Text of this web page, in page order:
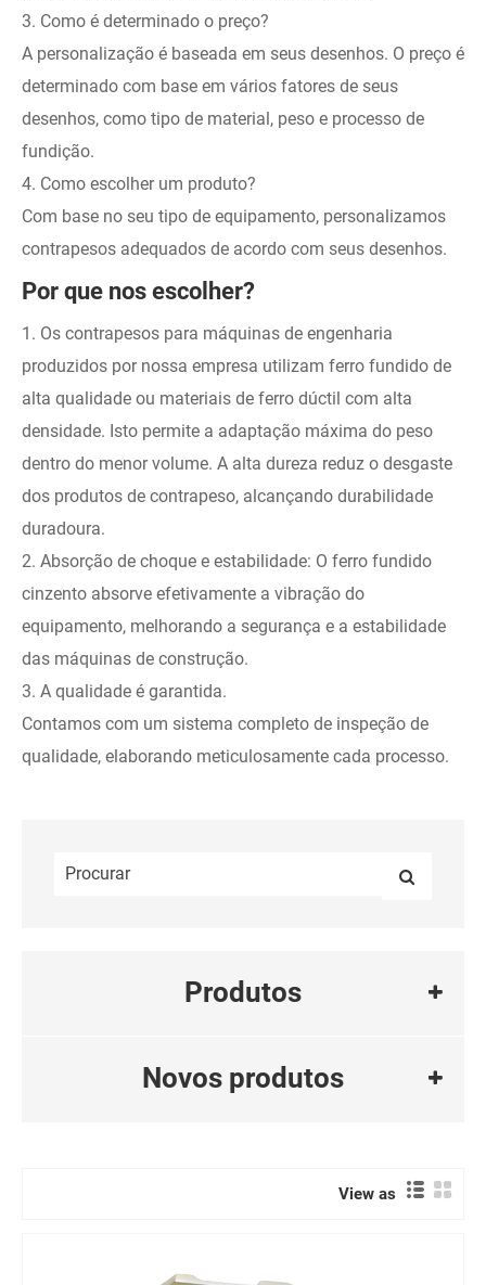
3. Como é determinado o preço?
A personalização é baseada em seus desenhos. O preço é
determinado com base em vários fatores de seus
desenhos, como tipo de material, peso e processo de
fundição.
4. Como escolher um produto?
Com base no seu tipo de equipamento, personalizamos
contrapesos adequados de acordo com seus desenhos.
Por que nos escolher?
1. Os contrapesos para máquinas de engenharia
produzidos por nossa empresa utilizam ferro fundido de
alta qualidade ou materiais de ferro dúctil com alta
densidade. Isto permite a adaptação máxima do peso
dentro do menor volume. A alta dureza reduz o desgaste
dos produtos de contrapeso, alcançando durabilidade
duradoura.
2. Absorção de choque e estabilidade: O ferro fundido
cinzento absorve efetivamente a vibração do
equipamento, melhorando a segurança e a estabilidade
das máquinas de construção.
3. A qualidade é garantida.
Contamos com um sistema completo de inspeção de
qualidade, elaborando meticulosamente cada processo.
Produtos
Novos produtos
View as